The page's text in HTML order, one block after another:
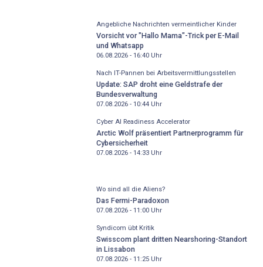
Angebliche Nachrichten vermeintlicher Kinder
Vorsicht vor "Hallo Mama"-Trick per E-Mail
und Whatsapp
06.08.2026 - 16:40Uhr
Nach IT-Pannen bei Arbeitsvermittlungsstellen
Update: SAP droht eine Geldstrafe der
Bundesverwaltung
07.08.2026 - 10:44Uhr
Cyber AI Readiness Accelerator
Arctic Wolf präsentiert Partnerprogramm für
Cybersicherheit
07.08.2026 - 14:33Uhr
Wo sind all die Aliens?
Das Fermi-Paradoxon
07.08.2026 - 11:00Uhr
Syndicom übt Kritik
Swisscom plant dritten Nearshoring-Standort
in Lissabon
07.08.2026 - 11:25Uhr